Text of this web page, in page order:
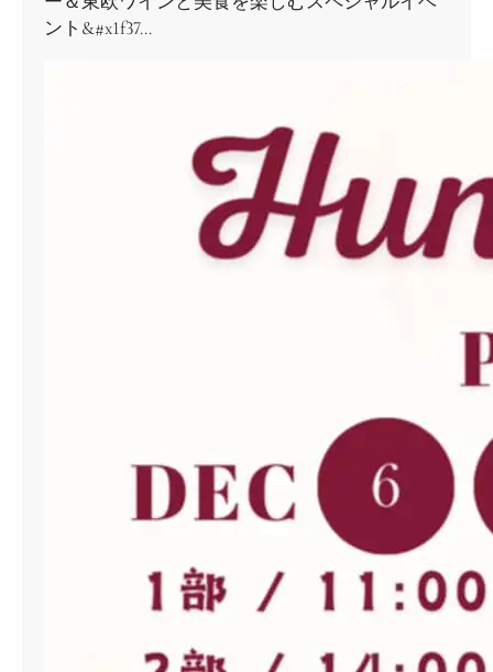
ント&#x1f37…